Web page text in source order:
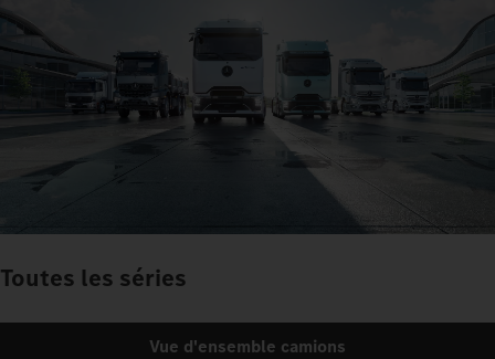
Toutes les séries
Vue d'ensemble camions